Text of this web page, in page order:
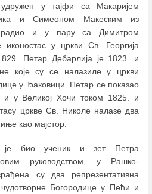
у тајфи са Макаријем
и Симеоном Макеским из
радио и у пару са Димитром
у цркви Св. Георгија
Петар Дебарлија је 1823. и
које су се налазиле у цркви
у Ђаковици. Петар се показао
и у Великој Хочи током 1825. и
цркве Св. Николе налазе два
као мајстор.
био ученик и зет Петра
руководством, у Рашко-
су два репрезентативна
Богородице у Пећи и